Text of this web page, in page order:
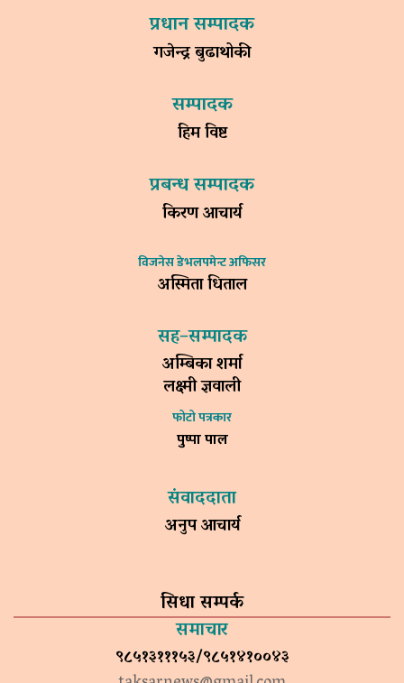
प्रधान सम्पादक
गजेन्द्र बुढाथोकी
सम्पादक
हिम विष्ट
प्रबन्ध सम्पादक
किरण आचार्य
विजनेस डेभलपमेन्ट अफिसर
अस्मिता धिताल
सह–सम्पादक
अम्बिका शर्मा
लक्ष्मी ज्ञवाली
फोटो पत्रकार
पुष्पा पाल
संवाददाता
अनुप आचार्य
सिधा सम्पर्क
समाचार
९८५१३१११५३/९८५१४१००४३